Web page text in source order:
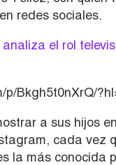
redes sociales.
el rol
p/Bkgh5t0nXrQ/
a sus hijos
cada vez
la más conocida